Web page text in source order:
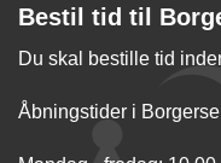
Bestil tid til
Du skal bestille tid
Åbningstider i